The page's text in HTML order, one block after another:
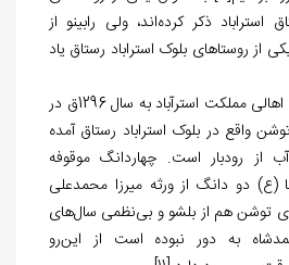
ذکر کرده‌اند، ولی رابینو از
از روستاهای بلوک استراباد رستاق یاد
در کتابچه نفوس اهالی مملکت استرآباد به سال 1296ق در
واقع در بلوک استراباد رستاق آمده
رودبار است. چهاردانگ موقوفه
دو دانگ از ورثه میرزا محمدعلی
توشن هم از بلشو و بی‌نظمی سال‌های
به دور نبوده است از این‌رو